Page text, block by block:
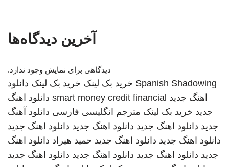
آخرین دیدگاه‌ها
دیدگاهی برای نمایش وجود ندارد.
Spanish Shadowing خرید بک لینک خرید بک لینک دانلود
اهنگ جدید smart money credit financial دانلود اهنگ
جدید خرید بک لینک مترجم انگلیسی فارسی دانلود آهنگ
جدید دانلود اهنگ جدید دانلود اهنگ جدید دانلود اهنگ جدید
دانلود اهنگ جدید دانلود اهنگ جدید حمید هیراد دانلود اهنگ
جدید دانلود اهنگ جدید دانلود اهنگ جدید دانلود اهنگ جدید